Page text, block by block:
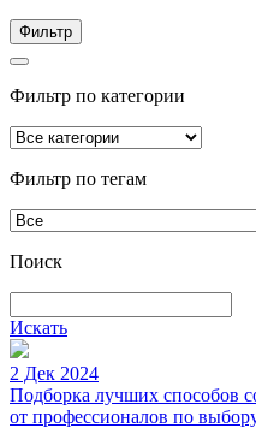
Фильтр
Фильтр по категории
Фильтр по тегам
Поиск
Искать
2 Дек 2024
Подборка лучших способов
от профессионалов по